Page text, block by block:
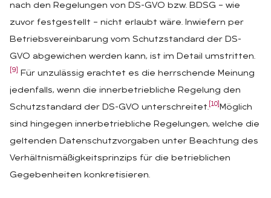
nach den Regelungen von DS-GVO bzw. BDSG – wie
zuvor festgestellt – nicht erlaubt wäre. Inwiefern per
Betriebsvereinbarung vom Schutzstandard der DS-
GVO abgewichen werden kann, ist im Detail umstritten.
[9]
Für unzulässig erachtet es die herrschende Meinung
jedenfalls, wenn die innerbetriebliche Regelung den
Schutzstandard der DS-GVO unterschreitet. [10] Möglich
sind hingegen innerbetriebliche Regelungen, welche die
geltenden Datenschutzvorgaben unter Beachtung des
Verhältnismäßigkeitsprinzips für die betrieblichen
Gegebenheiten konkretisieren.